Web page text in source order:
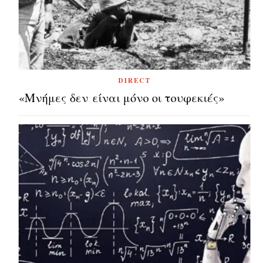
DIRECT
«Μνήμες δεν είναι μόνο οι τουφεκιές»